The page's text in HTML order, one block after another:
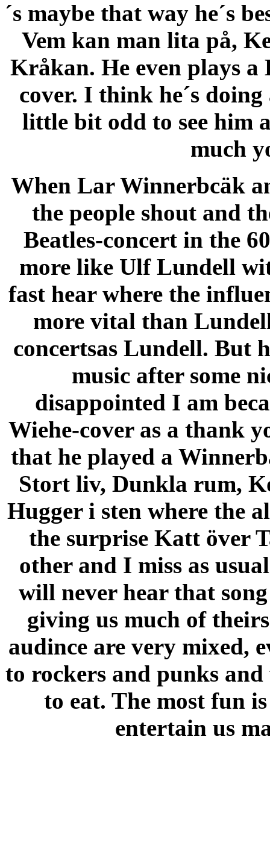
´s maybe that way he´s
Vem kan man lita på,
Kråkan. He even plays
cover. I think he´s
little bit odd to see him
much
When Lar Winnerbcäk
the people shout and
Beatles-concert in the
more like Ulf Lundell
fast hear where the
more vital than
concertsas Lundell. But
music after some
disappointed I am
Wiehe-cover as a thank
that he played a
Stort liv, Dunkla rum,
Hugger i sten where the
the surprise Katt över
other and I miss as
will never hear that
giving us much of
audince are very mixed,
to rockers and punks
to eat. The most fun
entertain us